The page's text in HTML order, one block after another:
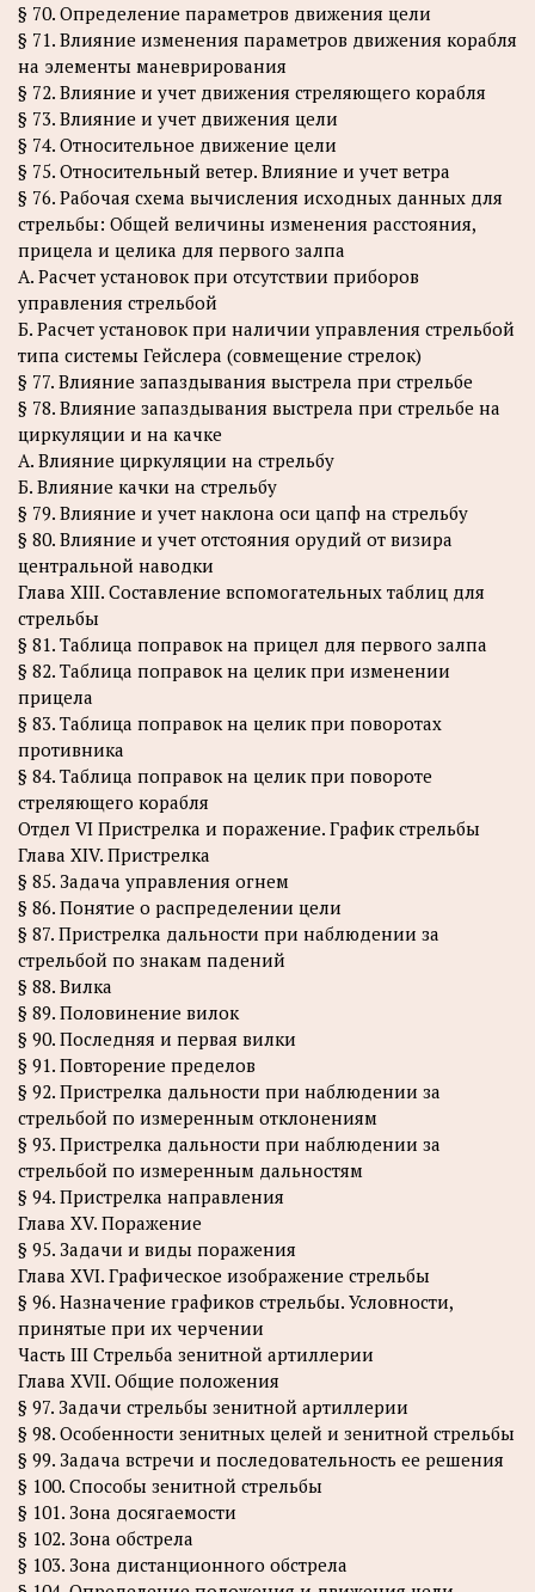
§ 70. Определение параметров движения цели
§ 71. Влияние изменения параметров движения корабля
на элементы маневрирования
§ 72. Влияние и учет движения стреляющего корабля
§ 73. Влияние и учет движения цели
§ 74. Относительное движение цели
§ 75. Относительный ветер. Влияние и учет ветра
§ 76. Рабочая схема вычисления исходных данных для
стрельбы: Общей величины изменения расстояния,
прицела и целика для первого залпа
А. Расчет установок при отсутствии приборов
управления стрельбой
Б. Расчет установок при наличии управления стрельбой
типа системы Гейслера (совмещение стрелок)
§ 77. Влияние запаздывания выстрела при стрельбе
§ 78. Влияние запаздывания выстрела при стрельбе на
циркуляции и на качке
А. Влияние циркуляции на стрельбу
Б. Влияние качки на стрельбу
§ 79. Влияние и учет наклона оси цапф на стрельбу
§ 80. Влияние и учет отстояния орудий от визира
центральной наводки
Глава XIII. Составление вспомогательных таблиц для
стрельбы
§ 81. Таблица поправок на прицел для первого залпа
§ 82. Таблица поправок на целик при изменении
прицела
§ 83. Таблица поправок на целик при поворотах
противника
§ 84. Таблица поправок на целик при повороте
стреляющего корабля
Отдел VI Пристрелка и поражение. График стрельбы
Глава XIV. Пристрелка
§ 85. Задача управления огнем
§ 86. Понятие о распределении цели
§ 87. Пристрелка дальности при наблюдении за
стрельбой по знакам падений
§ 88. Вилка
§ 89. Половинение вилок
§ 90. Последняя и первая вилки
§ 91. Повторение пределов
§ 92. Пристрелка дальности при наблюдении за
стрельбой по измеренным отклонениям
§ 93. Пристрелка дальности при наблюдении за
стрельбой по измеренным дальностям
§ 94. Пристрелка направления
Глава XV. Поражение
§ 95. Задачи и виды поражения
Глава XVI. Графическое изображение стрельбы
§ 96. Назначение графиков стрельбы. Условности,
принятые при их черчении
Часть III Стрельба зенитной артиллерии
Глава XVII. Общие положения
§ 97. Задачи стрельбы зенитной артиллерии
§ 98. Особенности зенитных целей и зенитной стрельбы
§ 99. Задача встречи и последовательность ее решения
§ 100. Способы зенитной стрельбы
§ 101. Зона досягаемости
§ 102. Зона обстрела
§ 103. Зона дистанционного обстрела